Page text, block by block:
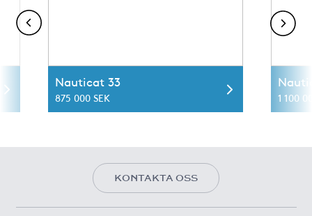
Nauticat 33
875 000 SEK 1 100
KONTAKTA OSS